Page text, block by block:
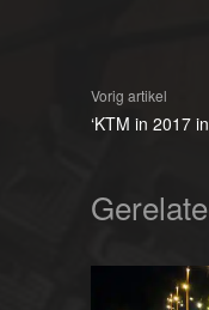
Vorig artikel
‘KTM in 2017